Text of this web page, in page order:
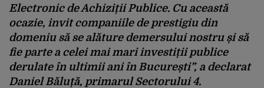
Electronic de Achiziții Publice. Cu această
ocazie, invit companiile de prestigiu din
domeniu să se alăture demersului nostru și să
fie parte a celei mai mari investiții publice
derulate în ultimii ani în București”, a declarat
Daniel Băluță, primarul Sectorului 4.